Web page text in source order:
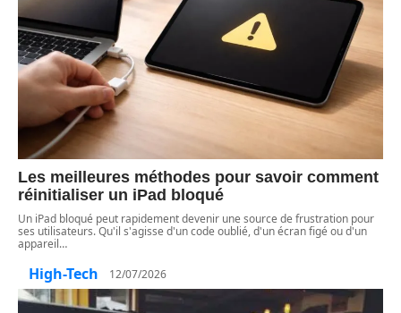
Les meilleures méthodes pour savoir comment
réinitialiser un iPad bloqué
Un iPad bloqué peut rapidement devenir une source de frustration pour
ses utilisateurs. Qu'il s'agisse d'un code oublié, d'un écran figé ou d'un
appareil…
High-Tech 12/07/2026